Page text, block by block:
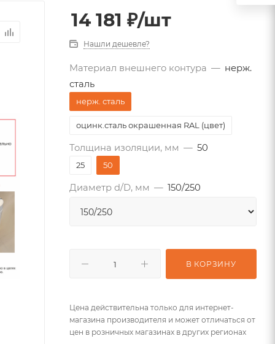
14 181 ₽/шт
Нашли дешевле?
Материал внешнего контура — нерж.
сталь
нерж. сталь
оцинк.сталь окрашенная RAL (цвет)
Толщина изоляции, мм — 50
25 50
Диаметр d/D, мм — 150/250
В КОРЗИНУ
Цена действительна только для интернет-
магазина производителя и может отличаться от
цен в розничных магазинах в других регионах